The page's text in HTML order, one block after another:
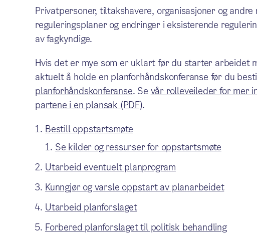
Privatpersoner, tiltakshavere, organisasjoner og
reguleringsplaner og endringer i eksisterende
av fagkyndige.
Hvis det er mye som er uklart før du starter arbeidet
aktuelt å holde en planforhåndskonferanse før du
planforhåndskonferanse. Se vår rolleveileder for mer
partene i en plansak (PDF).
Bestill oppstartsmøte
Se kilder og ressurser for oppstartsmøte
Utarbeid eventuelt planprogram
Kunngjør og varsle oppstart av planarbeidet
Utarbeid planforslaget
Forbered planforslaget til politisk behandling